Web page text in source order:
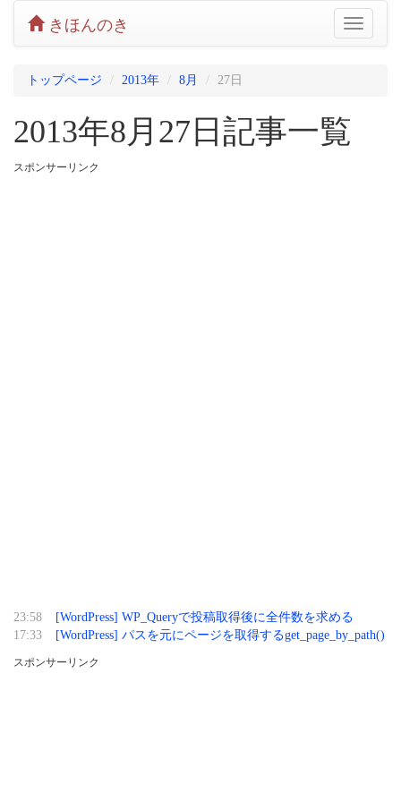
Toggle
きほんのき
トップページ 2013年 8月 27日
2013年8月27日記事一覧
スポンサーリンク
23:58
[WordPress] WP_Queryで投稿取得後に全件数を求める
17:33
[WordPress] パスを元にページを取得するget_page_by_path()
スポンサーリンク